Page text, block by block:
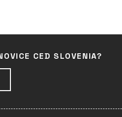
CED SLOVENIA?